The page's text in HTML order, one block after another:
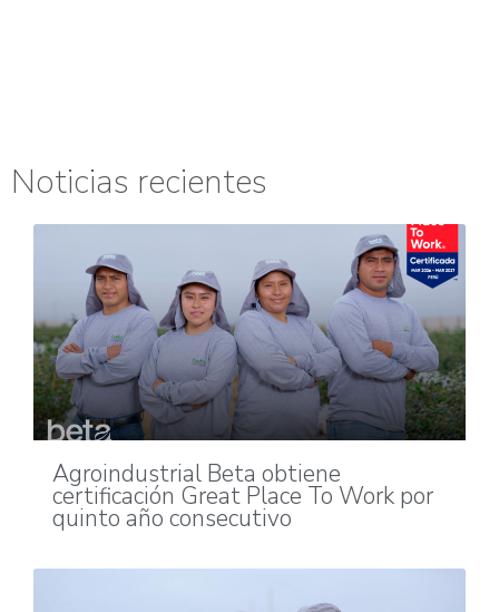
Noticias recientes
Agroindustrial Beta obtiene
certificación Great Place To Work por
quinto año consecutivo